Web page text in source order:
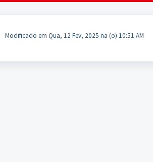
Modificado em Qua, 12 Fev, 2025 na (o) 10:51 AM